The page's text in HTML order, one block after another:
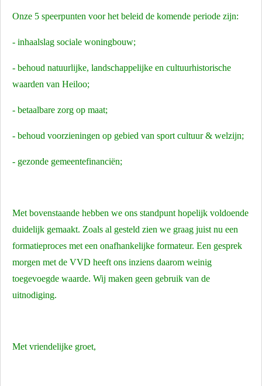
Onze 5 speerpunten voor het beleid de komende periode zijn:
- inhaalslag sociale woningbouw;
- behoud natuurlijke, landschappelijke en cultuurhistorische
waarden van Heiloo;
- betaalbare zorg op maat;
- behoud voorzieningen op gebied van sport cultuur & welzijn;
- gezonde gemeentefinanciën;
Met bovenstaande hebben we ons standpunt hopelijk voldoende
duidelijk gemaakt. Zoals al gesteld zien we graag juist nu een
formatieproces met een onafhankelijke formateur. Een gesprek
morgen met de VVD heeft ons inziens daarom weinig
toegevoegde waarde. Wij maken geen gebruik van de
uitnodiging.
Met vriendelijke groet,